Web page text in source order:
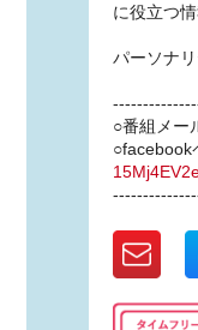
に役立つ
パーソナ
○番組メー
○facebook